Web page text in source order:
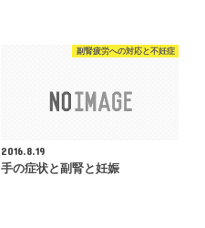
副腎疲労への対応と不妊症
2016.8.19
手の症状と副腎と妊娠